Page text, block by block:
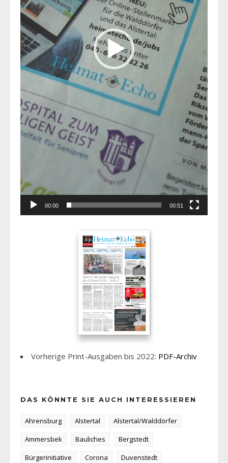
00:00 00:51
Vorherige Print-Ausgaben bis 2022: PDF-Archiv
DAS KÖNNTE SIE AUCH INTERESSIEREN
Ahrensburg Alstertal
Alstertal/Walddörfer
Ammersbek
Bauliches
Bergstedt
Bürgerinitiative
Corona
Duvenstedt